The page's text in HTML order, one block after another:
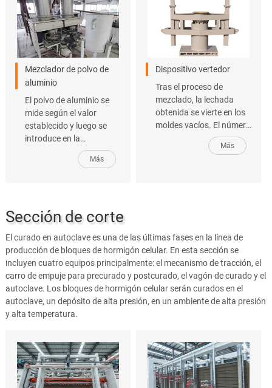
una cierta densidad;
puede ser necesario un
dispositivo de
calentamiento durante
este proceso.
Mezclador de polvo de
aluminio
El polvo de aluminio se
mide según el valor
establecido y luego se
introduce en la
mezcladora de vertido
automáticamente. En
mezclador de polvo de
mezclar el polvo de
aluminio con la lechada.
Más
Dispositivo vertedor
Tras el proceso de
mezclado, la lechada
obtenida se vierte en los
moldes vacíos. El número
de burbujas de gran
tamaño en el molde se ve
Más
Sección de corte
El curado en autoclave es una de las últimas fases en la línea de
producción de bloques de hormigón celular. En esta sección se
incluyen cuatro equipos principalmente: el mecanismo de tracción, el
carro de empuje para precurado y postcurado, el vagón de curado y el
autoclave. Los bloques de hormigón celular serán curados en el
autoclave, un depósito de alta presión, en un ambiente de alta presión
y alta temperatura.